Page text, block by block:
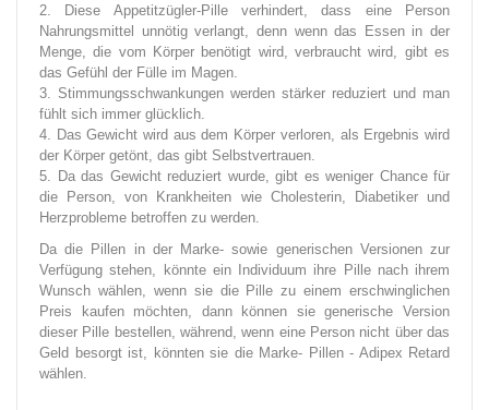
2. Diese Appetitzügler-Pille verhindert, dass eine Person
Nahrungsmittel unnötig verlangt, denn wenn das Essen in der
Menge, die vom Körper benötigt wird, verbraucht wird, gibt es
das Gefühl der Fülle im Magen.
3. Stimmungsschwankungen werden stärker reduziert und man
fühlt sich immer glücklich.
4. Das Gewicht wird aus dem Körper verloren, als Ergebnis wird
der Körper getönt, das gibt Selbstvertrauen.
5. Da das Gewicht reduziert wurde, gibt es weniger Chance für
die Person, von Krankheiten wie Cholesterin, Diabetiker und
Herzprobleme betroffen zu werden.
Da die Pillen in der Marke- sowie generischen Versionen zur
Verfügung stehen, könnte ein Individuum ihre Pille nach ihrem
Wunsch wählen, wenn sie die Pille zu einem erschwinglichen
Preis kaufen möchten, dann können sie generische Version
dieser Pille bestellen, während, wenn eine Person nicht über das
Geld besorgt ist, könnten sie die Marke- Pillen - Adipex Retard
wählen.